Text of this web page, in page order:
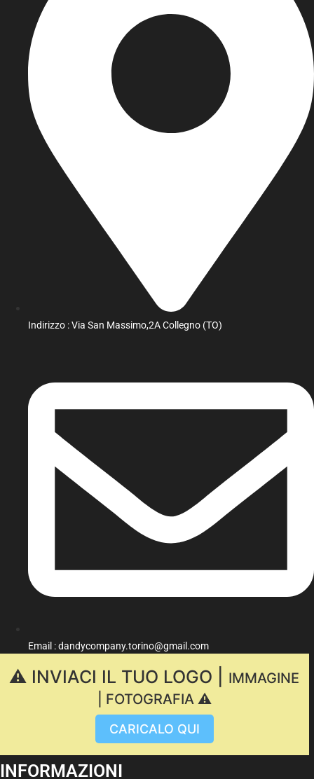
Indirizzo : Via San Massimo,2A Collegno (TO)
Email : dandycompany.torino@gmail.com
⚠️ INVIACI IL TUO LOGO |
IMMAGINE
| FOTOGRAFIA ⚠️
CARICALO QUI
INFORMAZIONI